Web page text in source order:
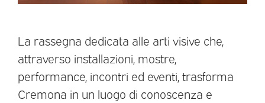
La rassegna dedicata alle arti visive che,
attraverso installazioni, mostre,
performance, incontri ed eventi, trasforma
Cremona in un luogo di conoscenza e